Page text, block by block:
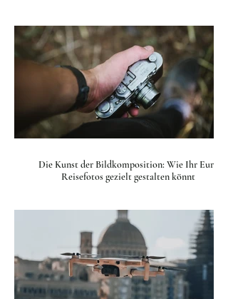
Die Kunst der Bildkomposition: Wie Ihr Eure
Reisefotos gezielt gestalten könnt